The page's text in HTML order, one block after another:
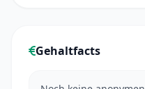
Gehaltfacts